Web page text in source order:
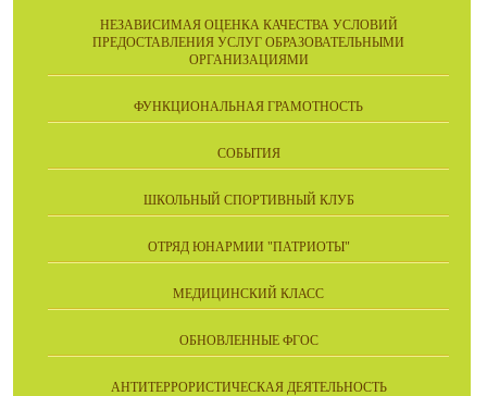
НЕЗАВИСИМАЯ ОЦЕНКА КАЧЕСТВА УСЛОВИЙ
ПРЕДОСТАВЛЕНИЯ УСЛУГ ОБРАЗОВАТЕЛЬНЫМИ
ОРГАНИЗАЦИЯМИ
ФУНКЦИОНАЛЬНАЯ ГРАМОТНОСТЬ
СОБЫТИЯ
ШКОЛЬНЫЙ СПОРТИВНЫЙ КЛУБ
ОТРЯД ЮНАРМИИ "ПАТРИОТЫ"
МЕДИЦИНСКИЙ КЛАСС
ОБНОВЛЕННЫЕ ФГОС
АНТИТЕРРОРИСТИЧЕСКАЯ ДЕЯТЕЛЬНОСТЬ